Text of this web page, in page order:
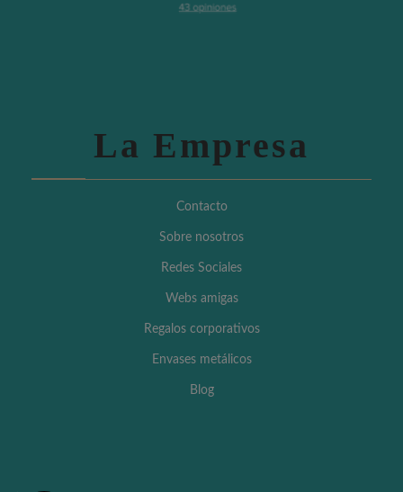
La Empresa
Contacto
Sobre nosotros
Redes Sociales
Webs amigas
Regalos corporativos
Envases metálicos
Blog